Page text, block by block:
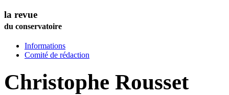
la revue
du conservatoire
Informations
Comité de rédaction
Christophe Rousset